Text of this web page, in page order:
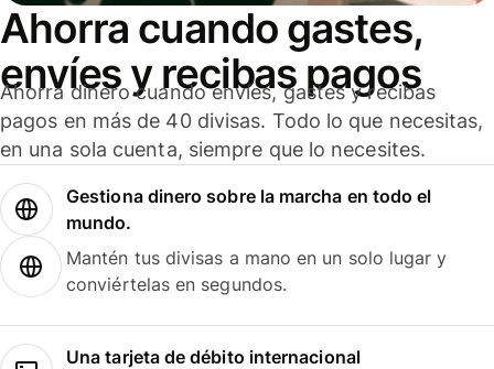
Ahorra cuando gastes,
envíes y recibas pagos
Ahorra dinero cuando envíes, gastes y recibas
pagos en más de 40 divisas. Todo lo que necesitas,
en una sola cuenta, siempre que lo necesites.
Gestiona dinero sobre la marcha en todo el
mundo.
Mantén tus divisas a mano en un solo lugar y
conviértelas en segundos.
Una tarjeta de débito internacional